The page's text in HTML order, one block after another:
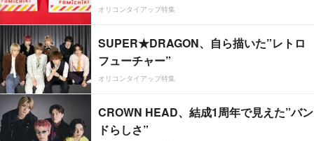
オリコンタイアップ特集
SUPER★DRAGON、自ら描いた”レトロ
フューチャー”
オリコンタイアップ特集
CROWN HEAD、結成1周年で見えた”バン
ドらしさ”